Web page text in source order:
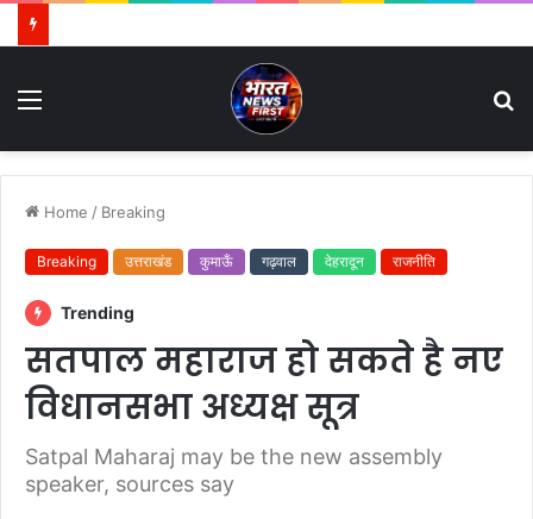
Home / Breaking
Breaking उत्तराखंड कुमाऊँ गढ़वाल देहरादून राजनीति
Trending
सतपाल महाराज हो सकते है नए
विधानसभा अध्यक्ष सूत्र
Satpal Maharaj may be the new assembly
speaker, sources say